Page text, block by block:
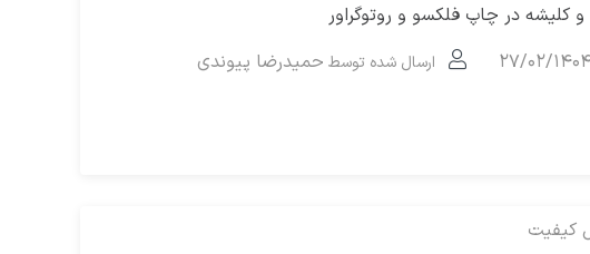
کلیشه در چاپ فلکسو و روتوگراور
۰۲/۱۴۰۴
ارسال شده توسط حمیدرضا پیوندی
کیفیت